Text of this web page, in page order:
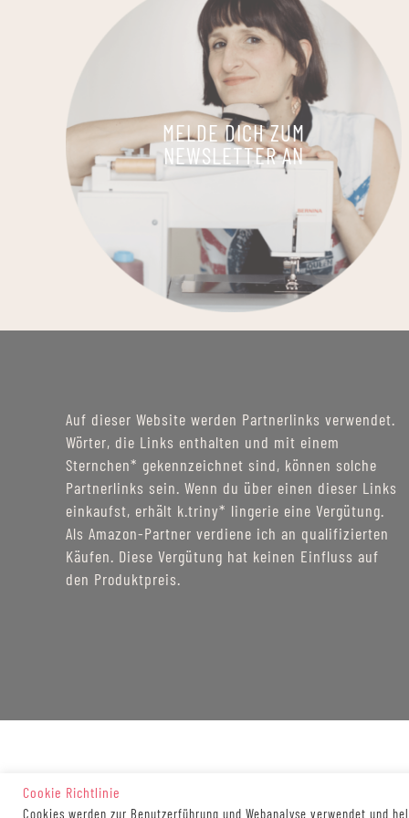
MELDE DICH ZUM
NEWSLETTER AN
Auf dieser Website werden Partnerlinks verwendet.
Wörter, die Links enthalten und mit einem
Sternchen* gekennzeichnet sind, können solche
Partnerlinks sein. Wenn du über einen dieser Links
einkaufst, erhält k.triny* lingerie eine Vergütung.
Als Amazon-Partner verdiene ich an qualifizierten
Käufen. Diese Vergütung hat keinen Einfluss auf
den Produktpreis.
Cookie Richtlinie
Cookies werden zur Benutzerführung und Webanalyse verwendet und